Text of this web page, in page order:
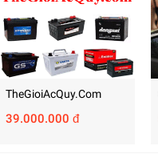
TheGioiAcQuy.com
39.000.000 đ